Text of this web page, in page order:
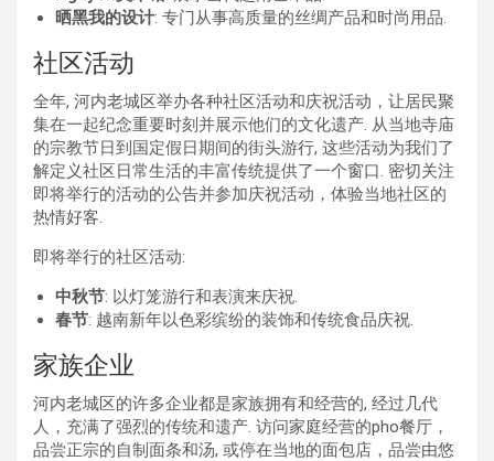
晒黑我的设计: 专门从事高质量的丝绸产品和时尚用品.
社区活动
全年, 河内老城区举办各种社区活动和庆祝活动，让居民聚
集在一起纪念重要时刻并展示他们的文化遗产. 从当地寺庙
的宗教节日到国定假日期间的街头游行, 这些活动为我们了
解定义社区日常生活的丰富传统提供了一个窗口. 密切关注
即将举行的活动的公告并参加庆祝活动，体验当地社区的
热情好客.
即将举行的社区活动:
中秋节: 以灯笼游行和表演来庆祝.
春节: 越南新年以色彩缤纷的装饰和传统食品庆祝.
家族企业
河内老城区的许多企业都是家族拥有和经营的, 经过几代
人，充满了强烈的传统和遗产. 访问家庭经营的pho餐厅，
品尝正宗的自制面条和汤, 或停在当地的面包店，品尝由悠